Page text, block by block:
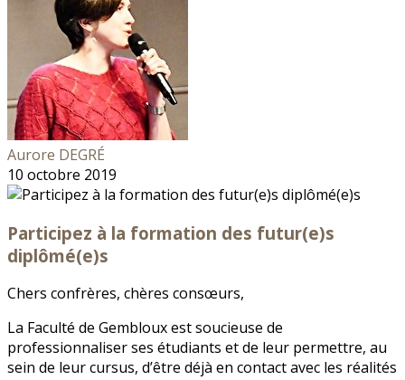
Aurore DEGRÉ
10 octobre 2019
Participez à la formation des futur(e)s
diplômé(e)s
Chers confrères, chères consœurs,
La Faculté de Gembloux est soucieuse de
professionnaliser ses étudiants et de leur permettre, au
sein de leur cursus, d’être déjà en contact avec les réalités